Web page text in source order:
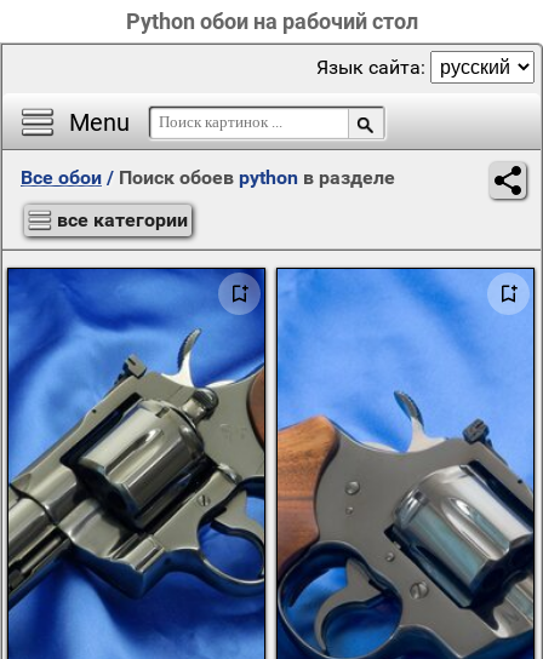
Python обои на рабочий стол
Menu
Язык сайта:
Все обои / Поиск обоев python в разделе
все категории